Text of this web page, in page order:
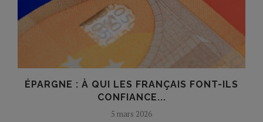
ÉPARGNE : À QUI LES FRANÇAIS FONT-ILS
CONFIANCE...
5 mars 2026